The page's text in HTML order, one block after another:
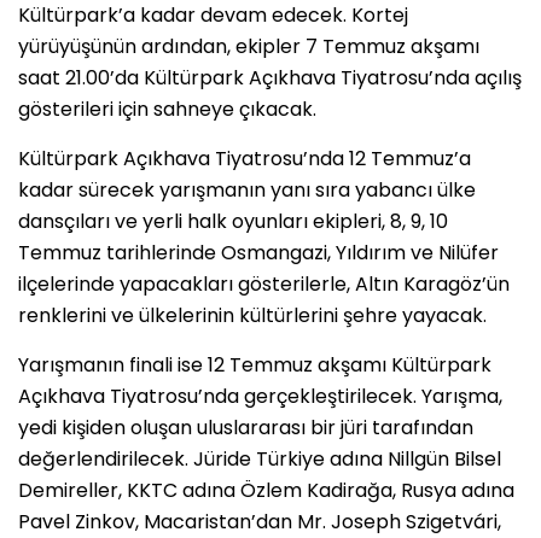
Kültürpark’a kadar devam edecek. Kortej
yürüyüşünün ardından, ekipler 7 Temmuz akşamı
saat 21.00’da Kültürpark Açıkhava Tiyatrosu’nda açılış
gösterileri için sahneye çıkacak.
Kültürpark Açıkhava Tiyatrosu’nda 12 Temmuz’a
kadar sürecek yarışmanın yanı sıra yabancı ülke
dansçıları ve yerli halk oyunları ekipleri, 8, 9, 10
Temmuz tarihlerinde Osmangazi, Yıldırım ve Nilüfer
ilçelerinde yapacakları gösterilerle, Altın Karagöz’ün
renklerini ve ülkelerinin kültürlerini şehre yayacak.
Yarışmanın finali ise 12 Temmuz akşamı Kültürpark
Açıkhava Tiyatrosu’nda gerçekleştirilecek. Yarışma,
yedi kişiden oluşan uluslararası bir jüri tarafından
değerlendirilecek. Jüride Türkiye adına Nillgün Bilsel
Demireller, KKTC adına Özlem Kadirağa, Rusya adına
Pavel Zinkov, Macaristan’dan Mr. Joseph Szigetvári,